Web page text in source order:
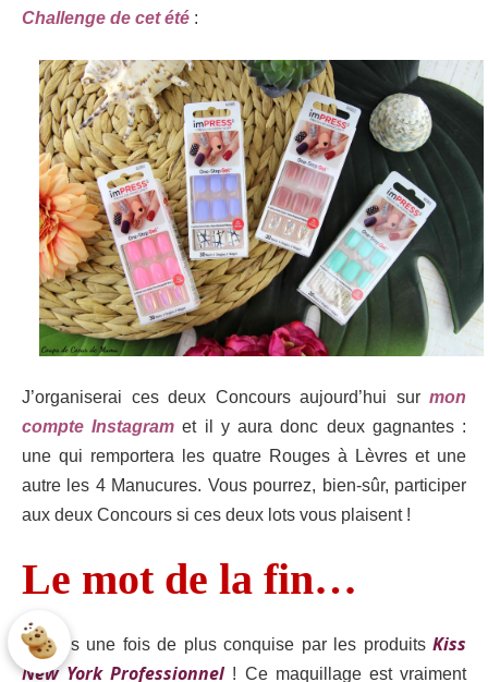
Challenge de cet été :
J’organiserai ces deux Concours aujourd’hui sur mon
compte Instagram et il y aura donc deux gagnantes :
une qui remportera les quatre Rouges à Lèvres et une
autre les 4 Manucures. Vous pourrez, bien-sûr, participer
aux deux Concours si ces deux lots vous plaisent !
Le mot de la fin…
Je suis une fois de plus conquise par les produits Kiss
New York Professionnel! Ce maquillage est vraiment